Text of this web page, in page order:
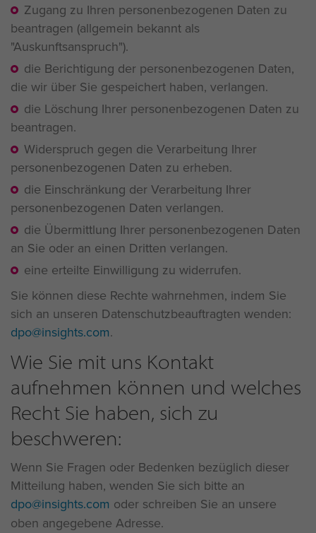
Zugang zu Ihren personenbezogenen Daten zu
beantragen (allgemein bekannt als
"Auskunftsanspruch").
die Berichtigung der personenbezogenen Daten,
die wir über Sie gespeichert haben, verlangen.
die Löschung Ihrer personenbezogenen Daten zu
beantragen.
Widerspruch gegen die Verarbeitung Ihrer
personenbezogenen Daten zu erheben.
die Einschränkung der Verarbeitung Ihrer
personenbezogenen Daten verlangen.
die Übermittlung Ihrer personenbezogenen Daten
an Sie oder an einen Dritten verlangen.
eine erteilte Einwilligung zu widerrufen.
Sie können diese Rechte wahrnehmen, indem Sie
sich an unseren Datenschutzbeauftragten wenden:
dpo@insights.com.
Wie Sie mit uns Kontakt
aufnehmen können und welches
Recht Sie haben, sich zu
beschweren:
Wenn Sie Fragen oder Bedenken bezüglich dieser
Mitteilung haben, wenden Sie sich bitte an
dpo@insights.com oder schreiben Sie an unsere
oben angegebene Adresse.